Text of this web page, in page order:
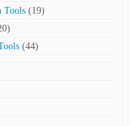
Tools (19)
(44)